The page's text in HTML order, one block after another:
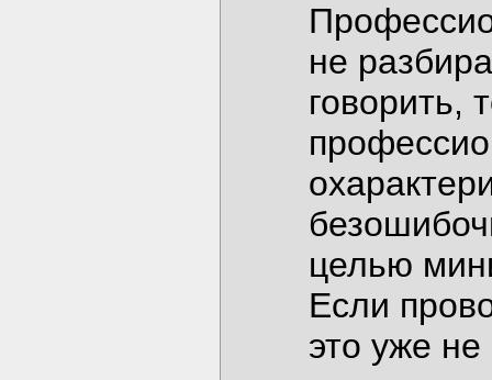
не
говорить,
целью
Если
это уже не